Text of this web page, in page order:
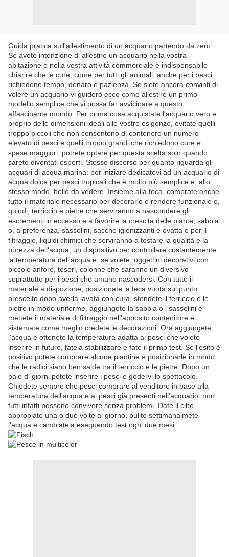
Guida pratica sull'allestimento di un acquario partendo da zero.
Se avete intenzione di allestire un acquario nella vostra
abitazione o nella vostra attività commerciale è indispensabile
chiarire che le cure, come per tutti gli animali, anche per i pesci
richiedono tempo, denaro e pazienza. Se siete ancora convinti di
volere un acquario vi guiderò ecco come allestire un primo
modello semplice che vi possa far avvicinare a questo
affascinante mondo. Per prima cosa acquistate l'acquario vero e
proprio delle dimensioni ideali alle vostre esigenze, evitate quelli
troppo piccoli che non consentono di contenere un numero
elevato di pesci e quelli troppo grandi che richiedono cure e
spese maggiori: potrete optare per questa scelta solo quando
sarete diventati esperti. Stesso discorso per quanto riguarda gli
acquari di acqua marina: per iniziare dedicatevi ad un acquario di
acqua dolce per pesci tropicali che è molto più semplice e, allo
stesso modo, bello da vedere. Insieme alla teca, comprate anche
tutto il materiale necessario per decorarlo e rendere funzionale e,
quindi, terriccio e pietre che serviranno a nascondere gli
escrementi in eccesso e a favorire la crescita delle piante, sabbia
o, a preferenza, sassolini, sacche igienizzanti e ovatta e per il
filtraggio, liquidi chimici che serviranno a testare la qualità e la
purezza dell'acqua, un dispositivo per controllare costantemente
la temperatura dell'acqua e, se volete, oggettini decorativi con
piccole anfore, tesori, colonne che saranno un diversivo
soprattutto per i pesci che amano nascodersi. Con tutto il
materiale a dispozione, posizionate la teca vuota sul punto
prescelto dopo averla lavata con cura, stendete il terriccio e le
pietre in modo uniforme, aggiungete la sabbia o i sassolini e
mettete il materiale di filtraggio nell'apposito contenitore e
sistemate come meglio credete le decorazioni. Ora aggiungete
l'acqua e ottenete la temperatura adatta ai pesci che volete
inserire in futuro, fatela stabilizzare e fate il primo test. Se l'esito è
positivo potete comprare alcune piantine e posizionarle in modo
che le radici siano ben salde tra il terriccio e le pietre. Dopo un
paio di giorni potete inserire i pesci e godervi lo spettacolo.
Chiedete sempre che pesci comprare al venditore in base alla
temperatura dell'acqua e ai pesci già presenti nell'acquario: non
tutti infatti possono convivere senza problemi. Date il cibo
appropiato una o due volte al giorno, pulite settimanalmete
l'acqua e cambiatela eseguendo test ogni due mesi.